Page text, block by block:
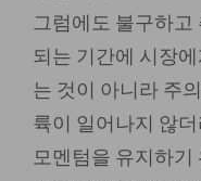
그럼에도 불구하고
되는 기간에 시장
는 것이 아니라 주
륙이 일어나지 않
모멘텀을 유지하기